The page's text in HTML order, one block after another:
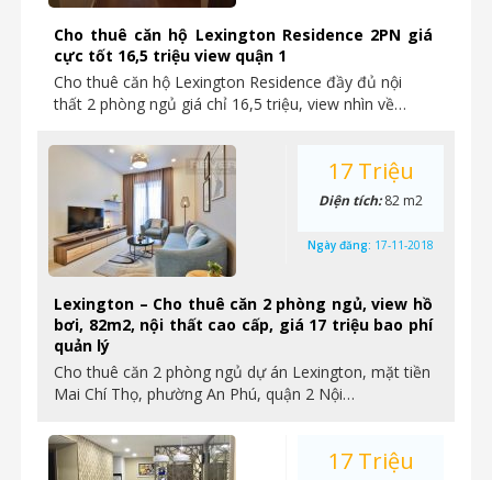
Cho thuê căn hộ Lexington Residence 2PN giá
cực tốt 16,5 triệu view quận 1
Cho thuê căn hộ Lexington Residence đầy đủ nội
thất 2 phòng ngủ giá chỉ 16,5 triệu, view nhìn về…
Lexington – Cho thuê căn 2 phòng ngủ, view hồ
bơi, 82m2, nội thất cao cấp, giá 17 triệu bao phí
quản lý
Cho thuê căn 2 phòng ngủ dự án Lexington, mặt tiền
Mai Chí Thọ, phường An Phú, quận 2 Nội…
17 Triệu
Diện tích:82 m2
Ngày đăng: 17-11-2018
17 Triệu